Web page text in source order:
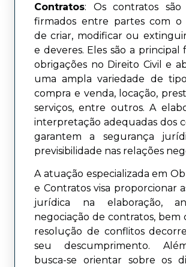
Contratos: Os contratos são
firmados entre partes com o
de criar, modificar ou
e deveres. Eles são a principal
obrigações no Direito Civil e
uma ampla variedade de
compra e venda, locação,
serviços, entre outros. A
interpretação adequadas dos
garantem a segurança
previsibilidade nas relações
A atuação especializada em
e Contratos visa proporcionar
jurídica na elaboração,
negociação de contratos, bem
resolução de conflitos
seu descumprimento.
busca-se orientar sobre os